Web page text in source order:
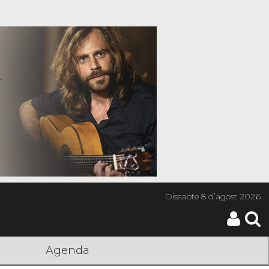
Dissabte8 d’agost 2026
Agenda